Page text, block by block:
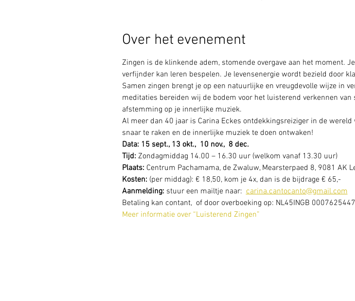
Over het evenement
Zingen is de klinkende adem, stomende overgave aan het moment.
verfijnder kan leren bespelen. Je levensenergie wordt bezield door
Samen zingen brengt je op een natuurlijke en vreugdevolle wijze in
meditaties bereiden wij de bodem voor het luisterend verkennen van
afstemming op je innerlijke muziek.
Al meer dan 40 jaar is Carina Eckes ontdekkingsreiziger in de
snaar te raken en de innerlijke muziek te doen ontwaken!
Data: 15 sept., 13 okt.,  10 nov.,  8 dec.
Tijd: Zondagmiddag 14.00 – 16.30 uur (welkom vanaf 13.30 uur)
Plaats: Centrum Pachamama, de Zwaluw, Mearsterpaed 8, 9081 AK
Kosten: (per middag): € 18,50, kom je 4x, dan is de bijdrage € 65,-
Aanmelding: stuur een mailtje naar: carina.cantocanto@gmail.com
Betaling kan contant,  of door overboeking op: NL45INGB
Meer informatie over “Luisterend Zingen”